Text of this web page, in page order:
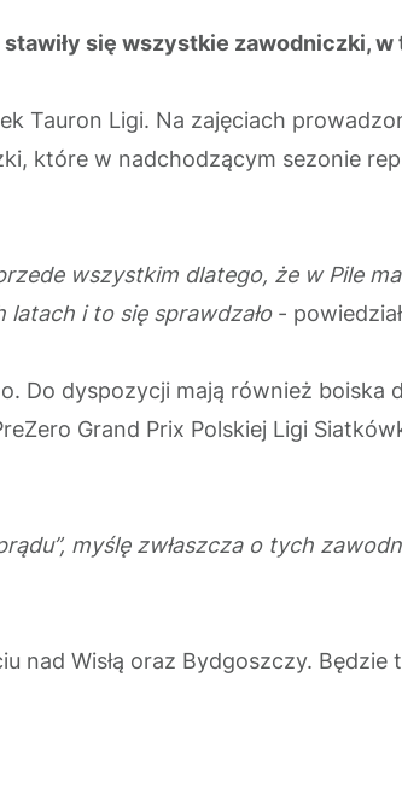
się wszystkie zawodniczki,
Tauron Ligi. Na zajęciach
które w nadchodzącym sezonie
wszystkim dlatego, że w Pile
i to się sprawdzało-
Do dyspozycji mają również boiska
Grand Prix Polskiej Ligi
myślę zwłaszcza o tych
nad Wisłą oraz Bydgoszczy.